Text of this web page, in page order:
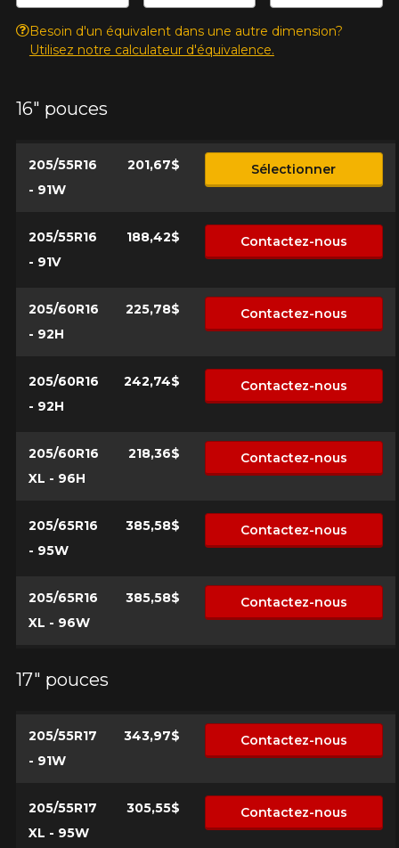
Besoin d'un équivalent dans une autre dimension?
Utilisez notre calculateur d'équivalence.
16" pouces
205/55R16
- 91W
201,67$ Sélectionner
205/55R16
- 91V
188,42$ Contactez-nous
205/60R16
- 92H
225,78$ Contactez-nous
205/60R16
- 92H
242,74$ Contactez-nous
205/60R16
XL - 96H
218,36$ Contactez-nous
205/65R16
- 95W
385,58$ Contactez-nous
205/65R16
XL - 96W
385,58$ Contactez-nous
17" pouces
205/55R17
- 91W
343,97$ Contactez-nous
205/55R17
XL - 95W
305,55$ Contactez-nous
Courriel
Votre véhicule
Modèle
Option
Condition de route
Votre avis
Que magasinez-vous?
convenant parfaitement à votre
recherche n'est disponible en ligne